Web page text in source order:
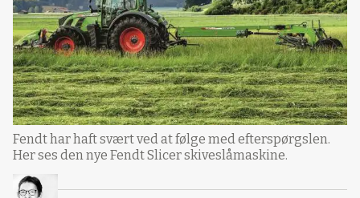
Fendt har haft svært ved at følge med efterspørgslen.
Her ses den nye Fendt Slicer skiveslåmaskine.